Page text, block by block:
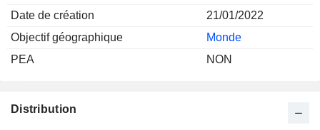
Date de création
21/01/2022
Objectif géographique
Monde
PEA
NON
Distribution